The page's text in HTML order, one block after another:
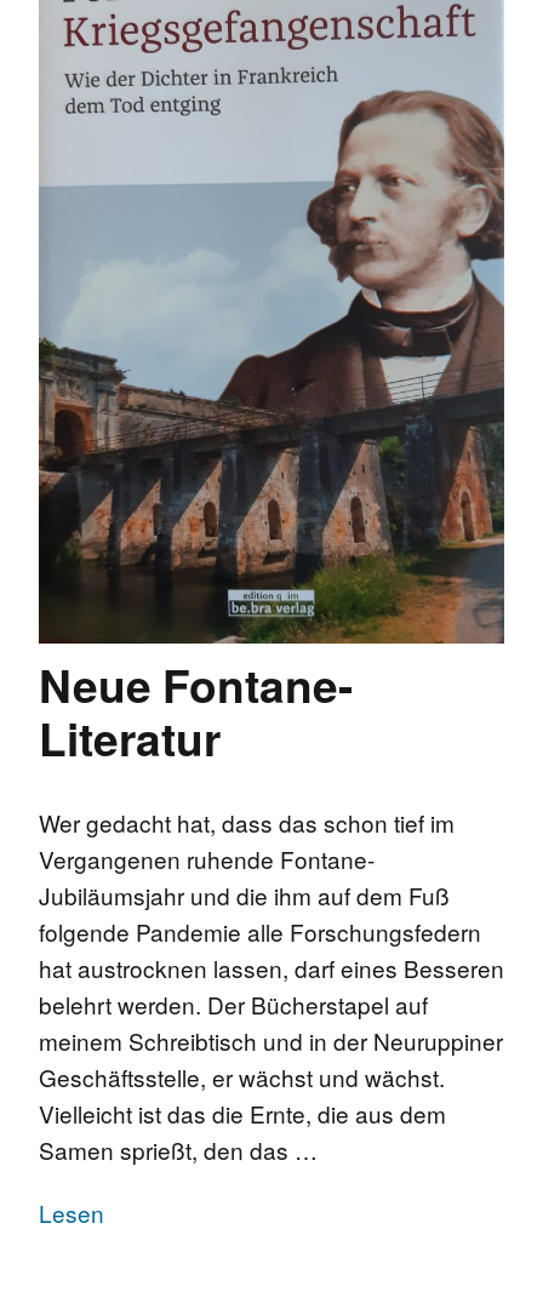
Neue Fontane-
Literatur
Wer gedacht hat, dass das schon tief im
Vergangenen ruhende Fontane-
Jubiläumsjahr und die ihm auf dem Fuß
folgende Pandemie alle Forschungsfedern
hat austrocknen lassen, darf eines Besseren
belehrt werden. Der Bücherstapel auf
meinem Schreibtisch und in der Neuruppiner
Geschäftsstelle, er wächst und wächst.
Vielleicht ist das die Ernte, die aus dem
Samen sprießt, den das …
Lesen